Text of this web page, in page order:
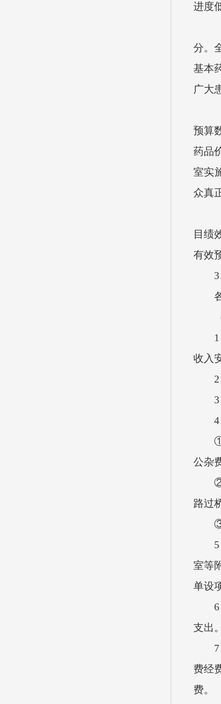
进度
分。
基本
广大
预算
药品
室实
众真
目绩
有效
3、
各
（
1、
收入
2、
3、
4、
①因
公杂
②公
路过
③公
5、
室等
单设
6、
支出
7、
费经
费。